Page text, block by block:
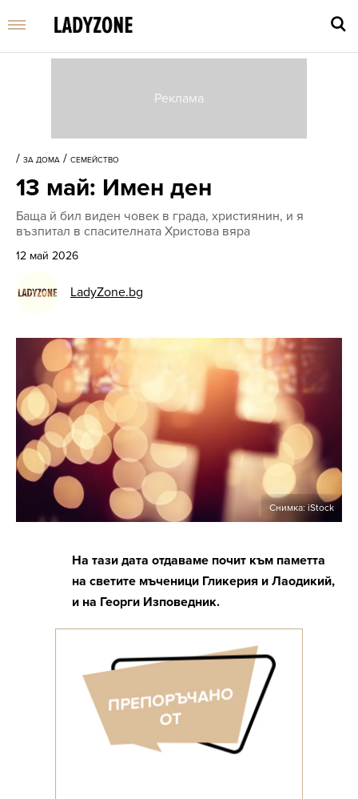
/ ЗА ДОМА / СЕМЕЙСТВО
13 май: Имен ден
Баща й бил виден човек в града, християнин, и я
възпитал в спасителната Христова вяра
12 май 2026
LadyZone.bg
Снимка: iStock
На тази дата отдаваме почит към паметта
на светите мъченици Гликерия и Лаодикий,
и на Георги Изповедник.